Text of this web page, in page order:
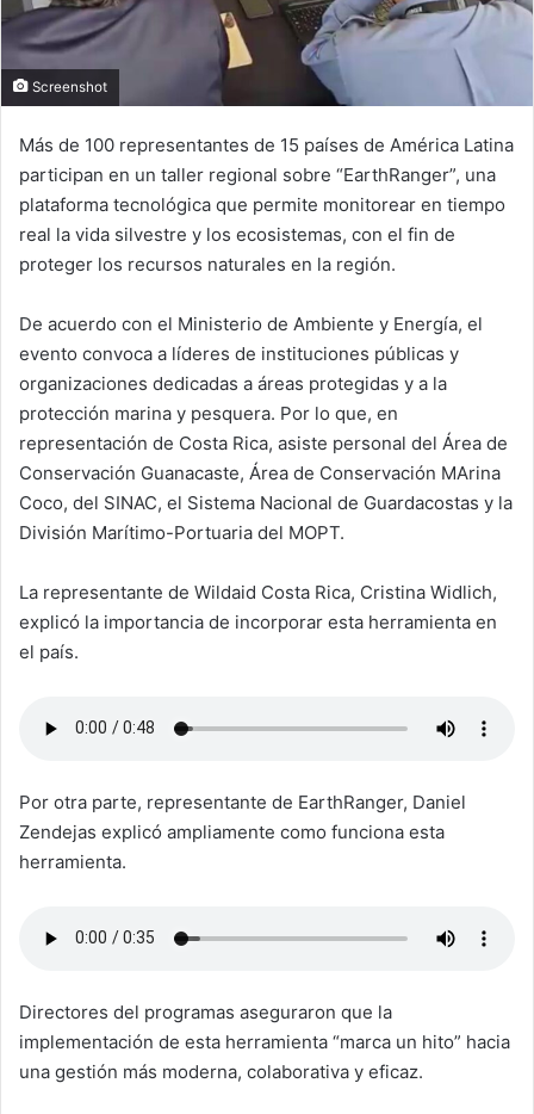
Screenshot
Más de 100 representantes de 15 países de América Latina
participan en un taller regional sobre “EarthRanger”, una
plataforma tecnológica que permite monitorear en tiempo
real la vida silvestre y los ecosistemas, con el fin de
proteger los recursos naturales en la región.
De acuerdo con el Ministerio de Ambiente y Energía, el
evento convoca a líderes de instituciones públicas y
organizaciones dedicadas a áreas protegidas y a la
protección marina y pesquera. Por lo que, en
representación de Costa Rica, asiste personal del Área de
Conservación Guanacaste, Área de Conservación MArina
Coco, del SINAC, el Sistema Nacional de Guardacostas y la
División Marítimo-Portuaria del MOPT.
La representante de Wildaid Costa Rica, Cristina Widlich,
explicó la importancia de incorporar esta herramienta en
el país.
Por otra parte, representante de EarthRanger, Daniel
Zendejas explicó ampliamente como funciona esta
herramienta.
Directores del programas aseguraron que la
implementación de esta herramienta “marca un hito” hacia
una gestión más moderna, colaborativa y eficaz.